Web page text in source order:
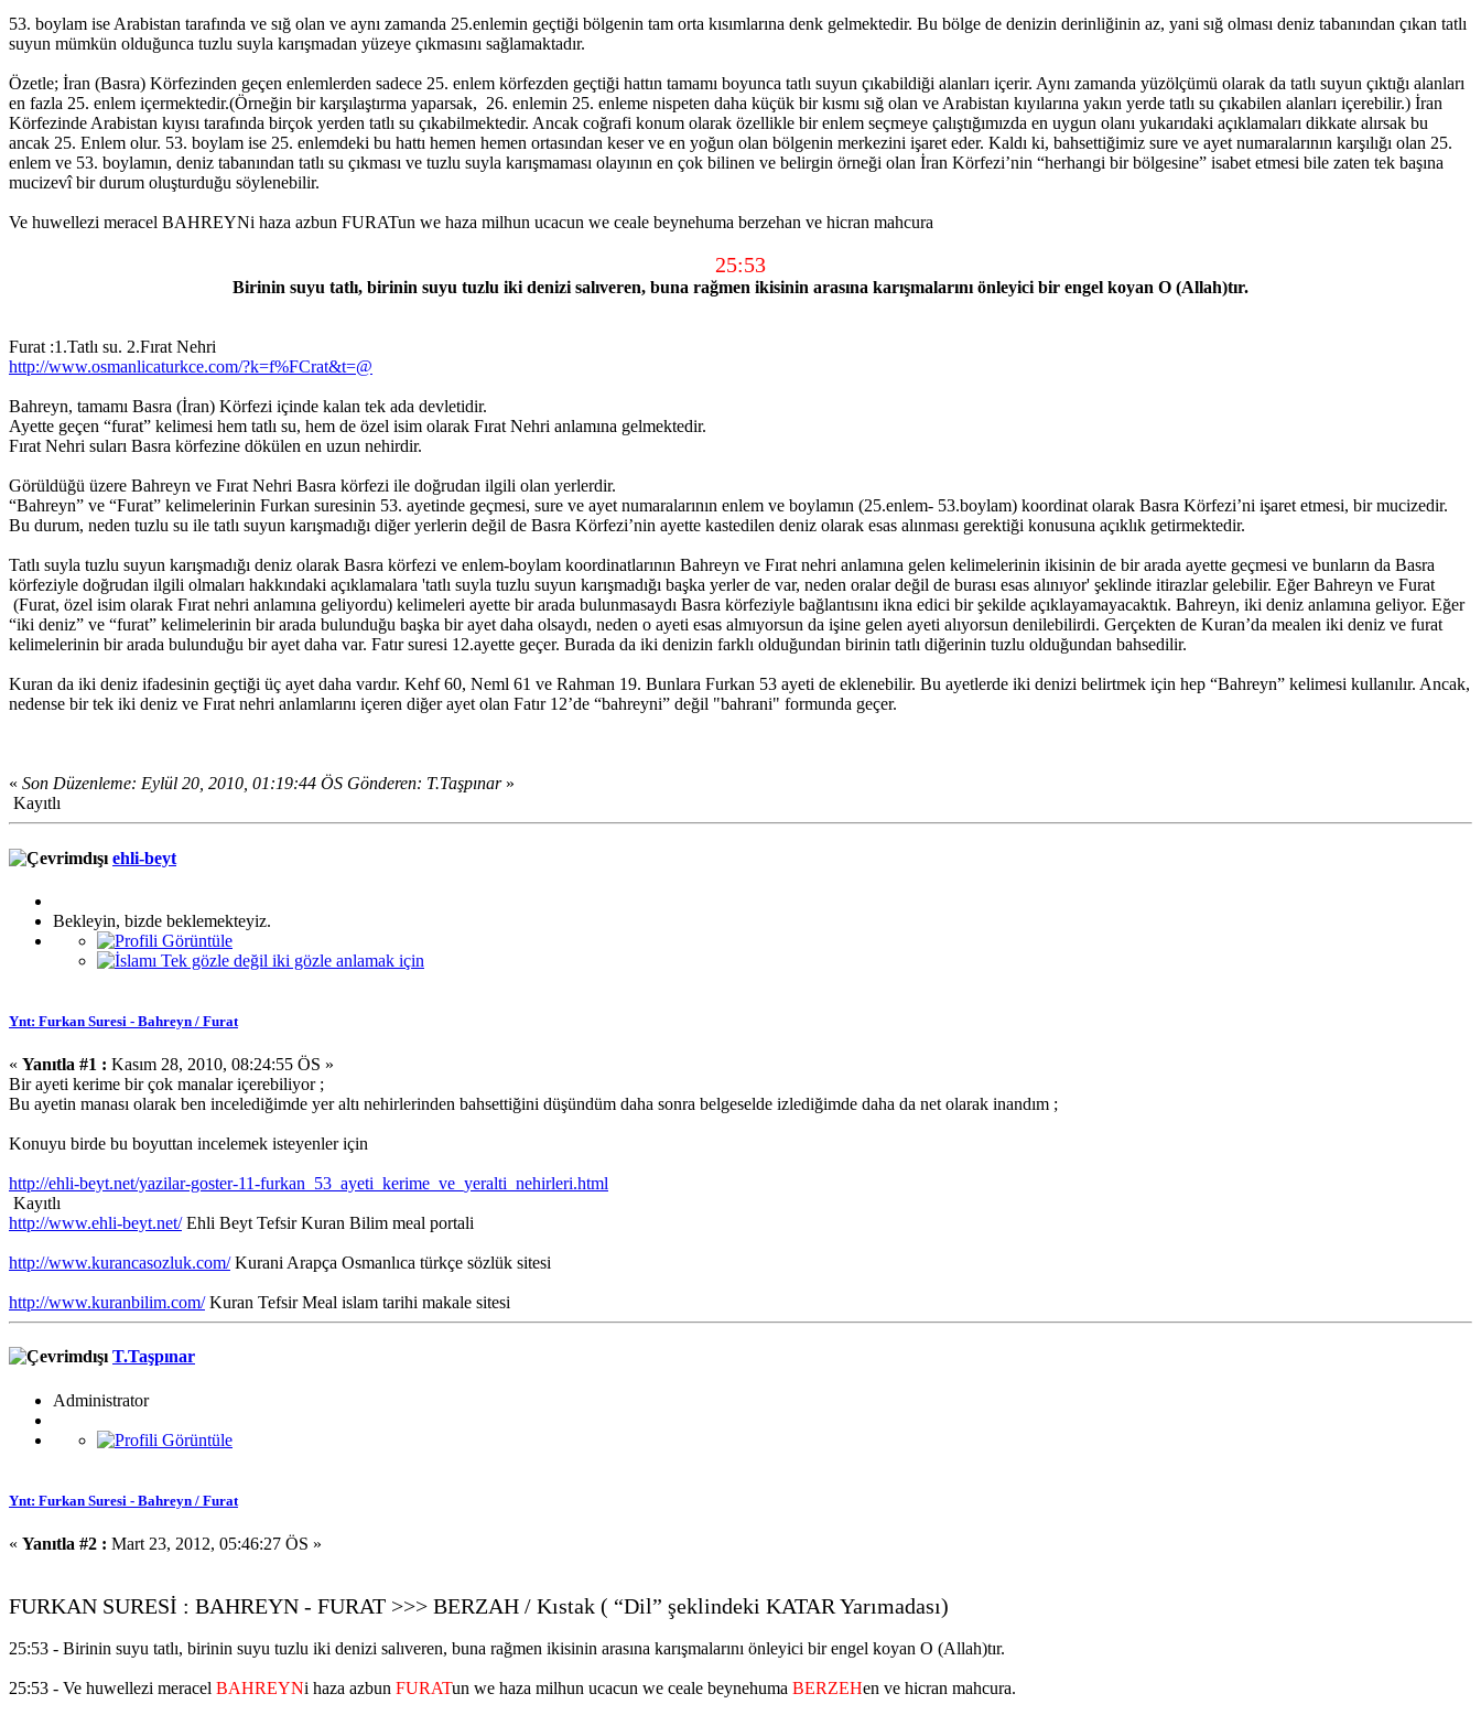
53. boylam ise Arabistan tarafında ve sığ olan ve aynı zamanda 25.enlemin geçtiği bölgenin tam orta kısımlarına denk gelmektedir. Bu bölge de denizin derinliğinin az, yani sığ olması deniz tabanından çıkan tatlı
suyun mümkün olduğunca tuzlu suyla karışmadan yüzeye çıkmasını sağlamaktadır.
Özetle; İran (Basra) Körfezinden geçen enlemlerden sadece 25. enlem körfezden geçtiği hattın tamamı boyunca tatlı suyun çıkabildiği alanları içerir. Aynı zamanda yüzölçümü olarak da tatlı suyun çıktığı alanları
en fazla 25. enlem içermektedir.(Örneğin bir karşılaştırma yaparsak, 26. enlemin 25. enleme nispeten daha küçük bir kısmı sığ olan ve Arabistan kıyılarına yakın yerde tatlı su çıkabilen alanları içerebilir.) İran
Körfezinde Arabistan kıyısı tarafında birçok yerden tatlı su çıkabilmektedir. Ancak coğrafi konum olarak özellikle bir enlem seçmeye çalıştığımızda en uygun olanı yukarıdaki açıklamaları dikkate alırsak bu
ancak 25. Enlem olur. 53. boylam ise 25. enlemdeki bu hattı hemen hemen ortasından keser ve en yoğun olan bölgenin merkezini işaret eder. Kaldı ki, bahsettiğimiz sure ve ayet numaralarının karşılığı olan 25.
enlem ve 53. boylamın, deniz tabanından tatlı su çıkması ve tuzlu suyla karışmaması olayının en çok bilinen ve belirgin örneği olan İran Körfezi’nin “herhangi bir bölgesine” isabet etmesi bile zaten tek başına
mucizevî bir durum oluşturduğu söylenebilir.
Ve huwellezi meracel BAHREYNi haza azbun FURATun we haza milhun ucacun we ceale beynehuma berzehan ve hicran mahcura
25:53
Birinin suyu tatlı, birinin suyu tuzlu iki denizi salıveren, buna rağmen ikisinin arasına karışmalarını önleyici bir engel koyan O (Allah)tır.
Furat :1.Tatlı su. 2.Fırat Nehri
http://www.osmanlicaturkce.com/?k=f%FCrat&t=@
Bahreyn, tamamı Basra (İran) Körfezi içinde kalan tek ada devletidir.
Ayette geçen “furat” kelimesi hem tatlı su, hem de özel isim olarak Fırat Nehri anlamına gelmektedir.
Fırat Nehri suları Basra körfezine dökülen en uzun nehirdir.
Görüldüğü üzere Bahreyn ve Fırat Nehri Basra körfezi ile doğrudan ilgili olan yerlerdir.
“Bahreyn” ve “Furat” kelimelerinin Furkan suresinin 53. ayetinde geçmesi, sure ve ayet numaralarının enlem ve boylamın (25.enlem- 53.boylam) koordinat olarak Basra Körfezi’ni işaret etmesi, bir mucizedir.
Bu durum, neden tuzlu su ile tatlı suyun karışmadığı diğer yerlerin değil de Basra Körfezi’nin ayette kastedilen deniz olarak esas alınması gerektiği konusuna açıklık getirmektedir.
Tatlı suyla tuzlu suyun karışmadığı deniz olarak Basra körfezi ve enlem-boylam koordinatlarının Bahreyn ve Fırat nehri anlamına gelen kelimelerinin ikisinin de bir arada ayette geçmesi ve bunların da Basra
körfeziyle doğrudan ilgili olmaları hakkındaki açıklamalara 'tatlı suyla tuzlu suyun karışmadığı başka yerler de var, neden oralar değil de burası esas alınıyor' şeklinde itirazlar gelebilir. Eğer Bahreyn ve Furat
(Furat, özel isim olarak Fırat nehri anlamına geliyordu) kelimeleri ayette bir arada bulunmasaydı Basra körfeziyle bağlantısını ikna edici bir şekilde açıklayamayacaktık. Bahreyn, iki deniz anlamına geliyor. Eğer
“iki deniz” ve “furat” kelimelerinin bir arada bulunduğu başka bir ayet daha olsaydı, neden o ayeti esas almıyorsun da işine gelen ayeti alıyorsun denilebilirdi. Gerçekten de Kuran’da mealen iki deniz ve furat
kelimelerinin bir arada bulunduğu bir ayet daha var. Fatır suresi 12.ayette geçer. Burada da iki denizin farklı olduğundan birinin tatlı diğerinin tuzlu olduğundan bahsedilir.
Kuran da iki deniz ifadesinin geçtiği üç ayet daha vardır. Kehf 60, Neml 61 ve Rahman 19. Bunlara Furkan 53 ayeti de eklenebilir. Bu ayetlerde iki denizi belirtmek için hep “Bahreyn” kelimesi kullanılır. Ancak,
nedense bir tek iki deniz ve Fırat nehri anlamlarını içeren diğer ayet olan Fatır 12’de “bahreyni” değil "bahrani" formunda geçer.
« Son Düzenleme: Eylül 20, 2010, 01:19:44 ÖS Gönderen: T.Taşpınar»
Kayıtlı
ehli-beyt
Bekleyin, bizde beklemekteyiz.
Ynt: Furkan Suresi - Bahreyn / Furat
« Yanıtla #1 : Kasım 28, 2010, 08:24:55 ÖS »
Bir ayeti kerime bir çok manalar içerebiliyor ;
Bu ayetin manası olarak ben incelediğimde yer altı nehirlerinden bahsettiğini düşündüm daha sonra belgeselde izlediğimde daha da net olarak inandım ;
Konuyu birde bu boyuttan incelemek isteyenler için
http://ehli-beyt.net/yazilar-goster-11-furkan_53_ayeti_kerime_ve_yeralti_nehirleri.html
Kayıtlı
http://www.ehli-beyt.net/Ehli Beyt Tefsir Kuran Bilim meal portali
http://www.kurancasozluk.com/Kurani Arapça Osmanlıca türkçe sözlük sitesi
http://www.kuranbilim.com/Kuran Tefsir Meal islam tarihi makale sitesi
T.Taşpınar
Administrator
Ynt: Furkan Suresi - Bahreyn / Furat
« Yanıtla #2 : Mart 23, 2012, 05:46:27 ÖS »
FURKAN SURESİ : BAHREYN - FURAT >>> BERZAH / Kıstak ( “Dil” şeklindeki KATAR Yarımadası)
25:53 - Birinin suyu tatlı, birinin suyu tuzlu iki denizi salıveren, buna rağmen ikisinin arasına karışmalarını önleyici bir engel koyan O (Allah)tır.
25:53 - Ve huwellezi meracel BAHREYNi haza azbun FURATun we haza milhun ucacun we ceale beynehuma BERZEHen ve hicran mahcura.